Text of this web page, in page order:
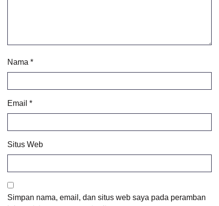
Nama *
Email *
Situs Web
Simpan nama, email, dan situs web saya pada peramban